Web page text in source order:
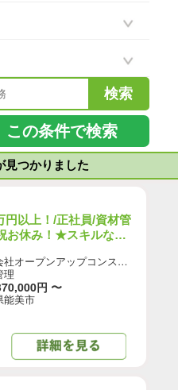
この条件で検索
つかりました
円以上！/正社員/資材管
お休み！★スキルなし
株式会社オープンアップコンストラクション（旧社名：株式会社夢真）
理
円 〜
能美市